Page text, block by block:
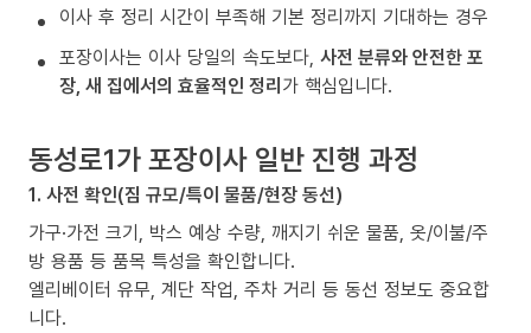
이사 후 정리 시간이 부족해 기본 정리까지 기대하는 경우
포장이사는 이사 당일의 속도보다, 사전 분류와 안전한 포
장, 새 집에서의 효율적인 정리가 핵심입니다.
동성로1가 포장이사 일반 진행 과정
1. 사전 확인(짐 규모/특이 물품/현장 동선)
가구·가전 크기, 박스 예상 수량, 깨지기 쉬운 물품, 옷/이불/주
방 용품 등 품목 특성을 확인합니다.
엘리베이터 유무, 계단 작업, 주차 거리 등 동선 정보도 중요합
니다.